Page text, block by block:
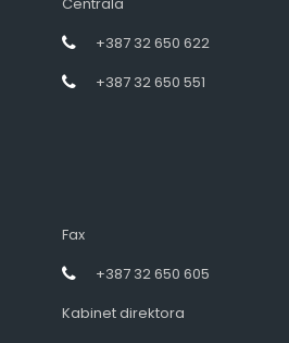
+387 32 650 622
+387 32 650 551
Fax
+387 32 650 605
Kabinet direktora